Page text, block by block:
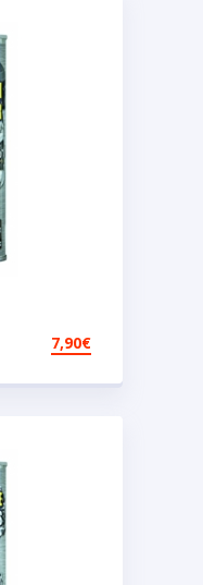
7,90€